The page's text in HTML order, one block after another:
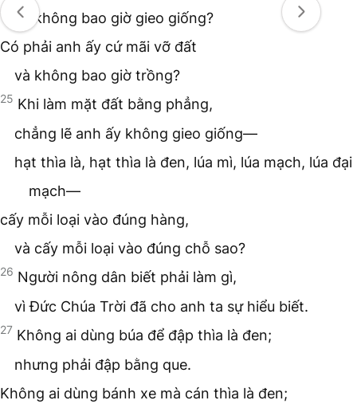
và không bao giờ gieo giống?
Có phải anh ấy cứ mãi vỡ đất
và không bao giờ trồng?
25 Khi làm mặt đất bằng phẳng,
chẳng lẽ anh ấy không gieo giống—
hạt thìa là, hạt thìa là đen, lúa mì, lúa mạch, lúa đại
mạch—
cấy mỗi loại vào đúng hàng,
và cấy mỗi loại vào đúng chỗ sao?
26 Người nông dân biết phải làm gì,
vì Đức Chúa Trời đã cho anh ta sự hiểu biết.
27 Không ai dùng búa để đập thìa là đen;
nhưng phải đập bằng que.
Không ai dùng bánh xe mà cán thìa là đen;